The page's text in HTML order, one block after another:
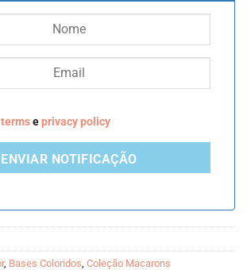
€4.25.
termseprivacy policy
ENVIAR NOTIFICAÇÃO
, Bases Coloridos Coleção Macarons